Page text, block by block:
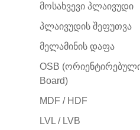
Მოსახვევი Პლაივუდი
Პლაივუდის Შეფუთვა
Მელამინის Დაფა
OSB
Board)
MDF / HDF
LVL / LVB